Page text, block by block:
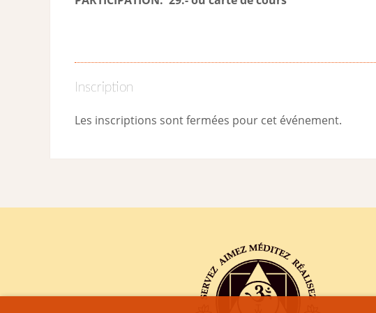
Inscription
Les inscriptions sont fermées pour cet événement.